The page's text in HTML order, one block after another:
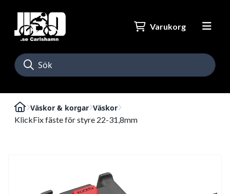
Varukorg
Väskor & korgar Väskor
KlickFix fäste för styre 22-31,8mm